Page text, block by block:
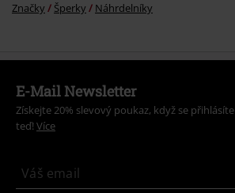
Značky Šperky Náhrdelníky
E-Mail Newsletter
Získejte 20% slevový poukaz, když se přihlásíte
teď! Více